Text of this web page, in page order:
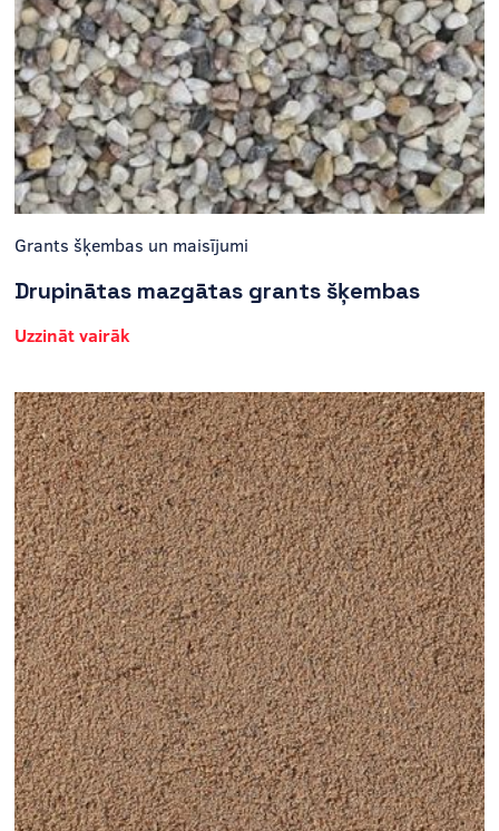
Grants šķembas un maisījumi
Drupinātas mazgātas grants šķembas
Uzzināt vairāk